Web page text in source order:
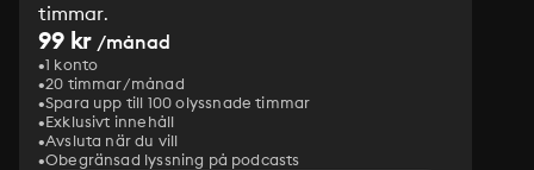
timmar.
99 kr /månad
1 konto
20 timmar/månad
Spara upp till 100 olyssnade timmar
Exklusivt innehåll
Avsluta när du vill
Obegränsad lyssning på podcasts